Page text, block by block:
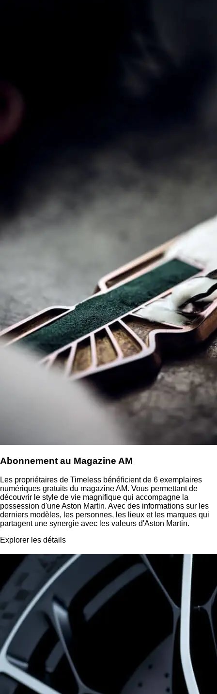
Abonnement au Magazine AM
Les propriétaires de Timeless bénéficient de 6 exemplaires
numériques gratuits du magazine AM. Vous permettant de
découvrir le style de vie magnifique qui accompagne la
possession d'une Aston Martin. Avec des informations sur les
derniers modèles, les personnes, les lieux et les marques qui
partagent une synergie avec les valeurs d'Aston Martin.
Explorer les détails